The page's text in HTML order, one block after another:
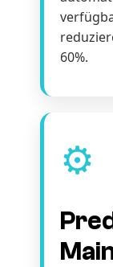
60%.
⚙️